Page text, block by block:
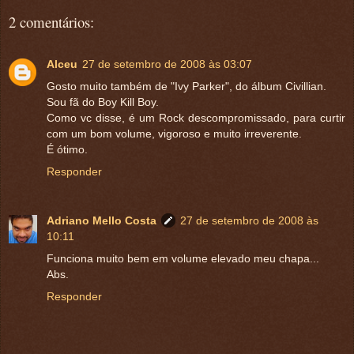
2 comentários:
Alceu 27 de setembro de 2008 às 03:07
Gosto muito também de "Ivy Parker", do álbum Civillian.
Sou fã do Boy Kill Boy.
Como vc disse, é um Rock descompromissado, para curtir
com um bom volume, vigoroso e muito irreverente.
É ótimo.
Responder
Adriano Mello Costa
27 de setembro de 2008 às
10:11
Funciona muito bem em volume elevado meu chapa...
Abs.
Responder